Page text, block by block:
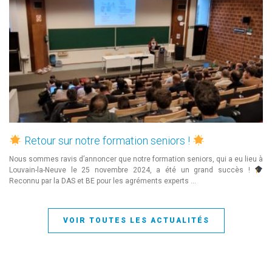
Retour sur notre formation seniors !
Nous sommes ravis d’annoncer que notre formation seniors, qui a eu lieu à
Louvain-la-Neuve le 25 novembre 2024, a été un grand succès !
Reconnu par la DAS et BE pour les agréments experts …
VOIR TOUTES LES ACTUALITÉS